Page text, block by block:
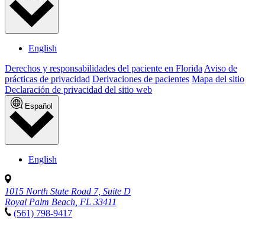
English
Derechos y responsabilidades del paciente en Florida Aviso de
prácticas de privacidad Derivaciones de pacientes Mapa del sitio
Declaración de privacidad del sitio web
Español
English
1015 North State Road 7, Suite D
Royal Palm Beach, FL 33411
(561) 798-9417